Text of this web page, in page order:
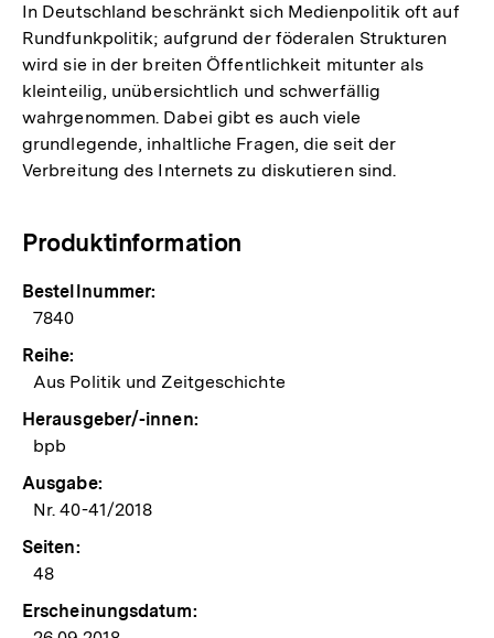
In Deutschland beschränkt sich Medienpolitik oft auf
Rundfunkpolitik; aufgrund der föderalen Strukturen
wird sie in der breiten Öffentlichkeit mitunter als
kleinteilig, unübersichtlich und schwerfällig
wahrgenommen. Dabei gibt es auch viele
grundlegende, inhaltliche Fragen, die seit der
Verbreitung des Internets zu diskutieren sind.
Produktinformation
Bestellnummer:
7840
Reihe:
Aus Politik und Zeitgeschichte
Herausgeber/-innen:
bpb
Ausgabe:
Nr. 40-41/2018
Seiten:
48
Erscheinungsdatum: